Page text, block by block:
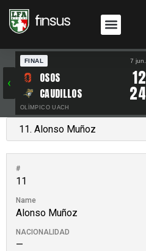
‹
FINAL 7 jun.
OSOS 12
CAUDILLOS 24
OLÍMPICO UACH
#
11
Name
Alonso Muñoz
NACIONALIDAD
—